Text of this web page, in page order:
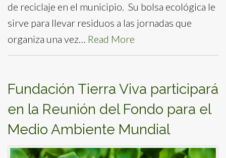
de reciclaje en el municipio. Su bolsa ecológica le
sirve para llevar residuos a las jornadas que
organiza una vez… Read More
Fundación Tierra Viva participará
en la Reunión del Fondo para el
Medio Ambiente Mundial